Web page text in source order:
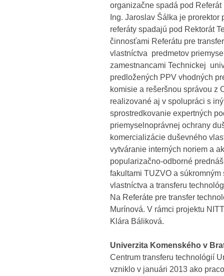
organizačne spadá pod
Ing. Jaroslav Šálka je
referáty spadajú pod Rektorát
činnosťami Referátu pre
vlastníctva predmetov
zamestnancami Technickej
predložených PPV vhodných
komisie a rešeršnou správou z
realizované aj v spolupráci s
sprostredkovanie expertných
priemyselnoprávnej ochrany
komercializácie duševného
vytváranie interných noriem a
popularizačno-odborné
fakultami TUZVO a
vlastníctva a transferu
Na Referáte pre transfer
Murínová. V rámci projektu
Klára Báliková.
Univerzita Komenského v
Centrum transferu technológií
vzniklo v januári 2013 ako